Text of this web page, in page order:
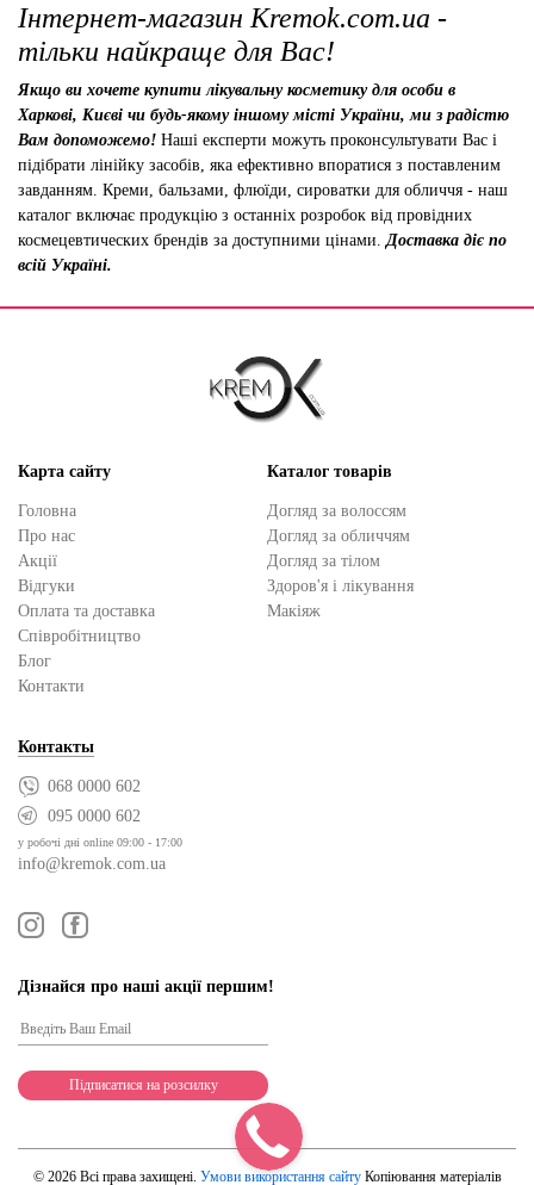
Інтернет-магазин Kremok.com.ua -
тільки найкраще для Вас!
Якщо ви хочете купити лікувальну косметику для особи в
Харкові, Києві чи будь-якому іншому місті України, ми з радістю
Вам допоможемо! Наші експерти можуть проконсультувати Вас і
підібрати лінійку засобів, яка ефективно впоратися з поставленим
завданням. Креми, бальзами, флюїди, сироватки для обличчя - наш
каталог включає продукцію з останніх розробок від провідних
космецевтических брендів за доступними цінами.
Доставка діє по
всій Україні.
Карта сайту
Головна
Про нас
Акції
Відгуки
Оплата та доставка
Cпівробітництво
Блог
Контакти
Каталог товарів
Догляд за волоссям
Догляд за обличчям
Догляд за тілом
Здоров'я і лікування
Макіяж
Контакты
068 0000 602
095 0000 602
у робочі дні online 09:00 - 17:00
info@kremok.com.ua
Дізнайся про наші акції першим!
© 2026 Всі права захищені. Умови використання сайтуКопіювання матеріалів